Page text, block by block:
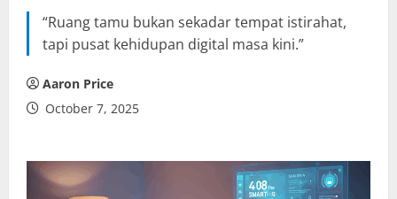
“Ruang tamu bukan sekadar tempat istirahat,
tapi pusat kehidupan digital masa kini.”
Aaron Price
October 7, 2025